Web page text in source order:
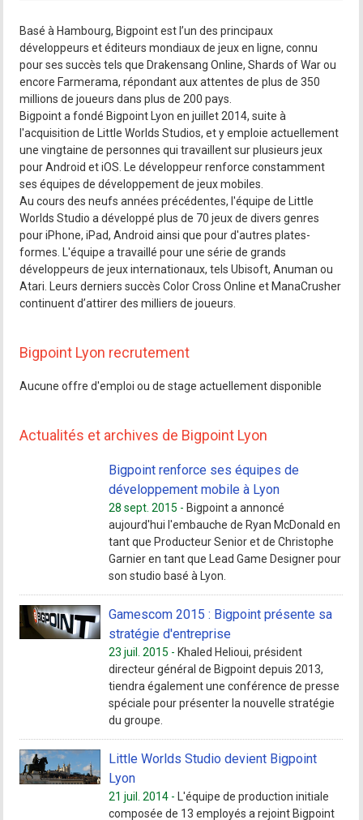
Basé à Hambourg, Bigpoint est l’un des principaux
développeurs et éditeurs mondiaux de jeux en ligne, connu
pour ses succès tels que Drakensang Online, Shards of War ou
encore Farmerama, répondant aux attentes de plus de 350
millions de joueurs dans plus de 200 pays.
Bigpoint a fondé Bigpoint Lyon en juillet 2014, suite à
l'acquisition de Little Worlds Studios, et y emploie actuellement
une vingtaine de personnes qui travaillent sur plusieurs jeux
pour Android et iOS. Le développeur renforce constamment
ses équipes de développement de jeux mobiles.
Au cours des neufs années précédentes, l'équipe de Little
Worlds Studio a développé plus de 70 jeux de divers genres
pour iPhone, iPad, Android ainsi que pour d'autres plates-
formes. L'équipe a travaillé pour une série de grands
développeurs de jeux internationaux, tels Ubisoft, Anuman ou
Atari. Leurs derniers succès Color Cross Online et ManaCrusher
continuent d’attirer des milliers de joueurs.
Bigpoint Lyon recrutement
Aucune offre d'emploi ou de stage actuellement disponible
Actualités et archives de Bigpoint Lyon
Bigpoint renforce ses équipes de
développement mobile à Lyon
28 sept. 2015 - Bigpoint a annoncé
aujourd'hui l'embauche de Ryan McDonald en
tant que Producteur Senior et de Christophe
Garnier en tant que Lead Game Designer pour
son studio basé à Lyon.
Gamescom 2015 : Bigpoint présente sa
stratégie d'entreprise
23 juil. 2015 - Khaled Helioui, président
directeur général de Bigpoint depuis 2013,
tiendra également une conférence de presse
spéciale pour présenter la nouvelle stratégie
du groupe.
Little Worlds Studio devient Bigpoint
Lyon
21 juil. 2014 -
L'équipe de production initiale
composée de 13 employés a rejoint Bigpoint